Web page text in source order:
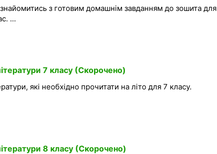
з готовим домашнім завданням до зошита для
...
7 класу (Скорочено)
які необхідно прочитати на літо для 7 класу.
8 класу (Скорочено)